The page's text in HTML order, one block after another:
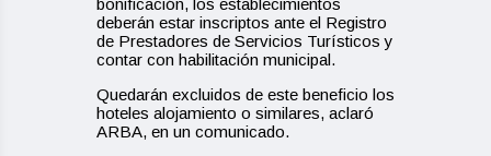
bonificación, los establecimientos
deberán estar inscriptos ante el Registro
de Prestadores de Servicios Turísticos y
contar con habilitación municipal.
Quedarán excluidos de este beneficio los
hoteles alojamiento o similares, aclaró
ARBA, en un comunicado.